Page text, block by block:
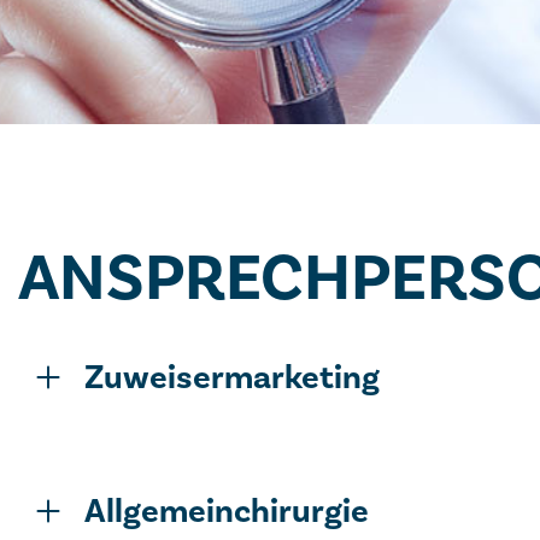
Zuweisermarketing
Allgemeinchirurgie